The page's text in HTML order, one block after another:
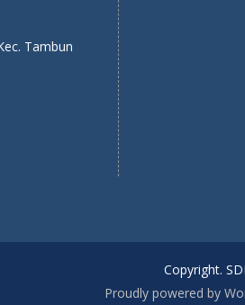
Tambun
Copyright.
Proudly powered by